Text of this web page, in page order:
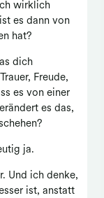
wirklich
es dann von
hat?
dich
Freude,
es von einer
es das,
ja.
Und ich denke,
ist, anstatt